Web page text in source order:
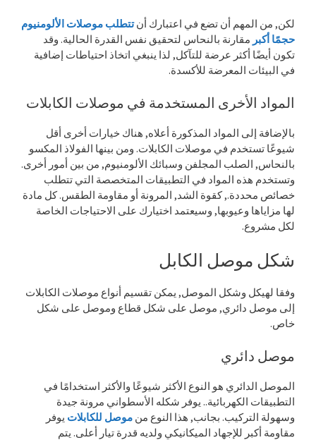
لكن, من المهم أن تضع في اعتبارك أنتتطلب موصلات الألومنيوم
حجمًا أكبر مقارنة بالنحاس لتحقيق نفس القدرة الحالية. وقد
تكون أيضًا أكثر عرضة للتآكل, لذا ينبغي اتخاذ احتياطات إضافية
في البيئات المعرضة للأكسدة.
المواد الأخرى المستخدمة في موصلات الكابلات
بالإضافة إلى المواد المذكورة أعلاه, هناك خيارات أخرى أقل
شيوعًا تستخدم في موصلات الكابلات. ومن بينها الفولاذ المكسو
بالنحاس, الصلب المجلفن وسبائك الألومنيوم, من بين أمور أخرى.
وتستخدم هذه المواد في التطبيقات المتخصصة التي تتطلب
خصائص محددة., كقوة الشد, المرونة أو مقاومة الطقس. كل مادة
لها مزاياها وعيوبها, وسيعتمد اختيارك على الاحتياجات الخاصة
لكل مشروع.
شكل موصل الكابل
وفقا لهيكل وشكل الموصل, يمكن تقسيم أنواع موصلات الكابلات
إلى موصل دائري, موصل على شكل قطاع وموصل على شكل
خاص.
موصل دائري
الموصل الدائري هو النوع الأكثر شيوعًا والأكثر استخدامًا في
التطبيقات الكهربائية.. يوفر شكله الأسطواني مرونة جيدة
وسهولة التركيب. بجانب, هذا النوع من موصل للكابلات يوفر
مقاومة أكبر للإجهاد الميكانيكي ولديه قدرة تيار أعلى. يتم